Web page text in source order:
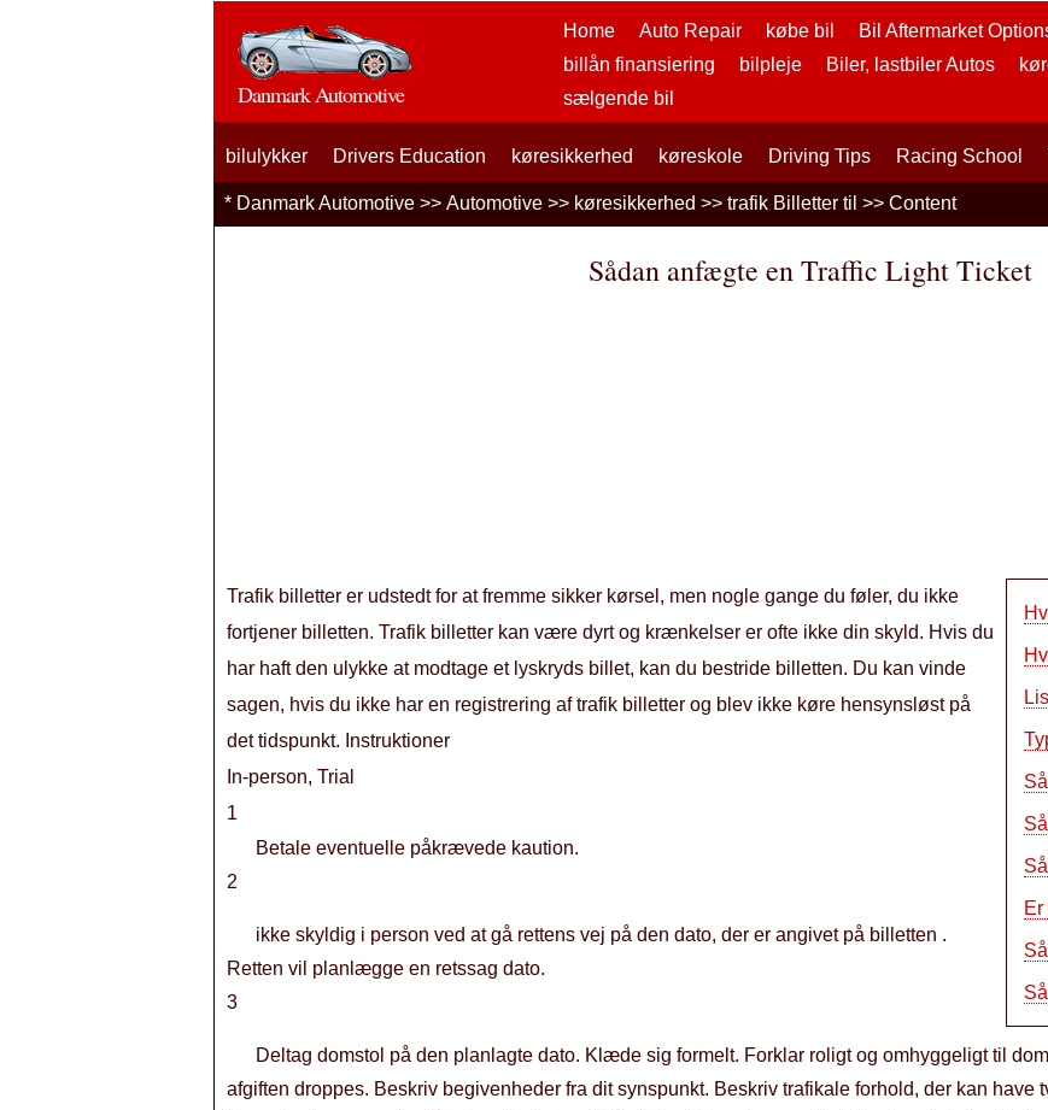
Home Auto Repair købe bil Bil Aftermarket
billån finansiering
bilpleje Biler, lastbiler Autos
sælgende bil
Danmark Automotive
bilulykker Drivers Education køresikkerhed køreskole Driving Tips Racing School
* Danmark Automotive >> Automotive >> køresikkerhed >> trafik Billetter til >> Content
Sådan anfægte en Traffic Light Ticket
Trafik billetter er udstedt for at fremme sikker kørsel, men nogle gange du føler, du ikke
fortjener billetten. Trafik billetter kan være dyrt og krænkelser er ofte ikke din skyld. Hvis du
har haft den ulykke at modtage et lyskryds billet, kan du bestride billetten. Du kan vinde
sagen, hvis du ikke har en registrering af trafik billetter og blev ikke køre hensynsløst på
det tidspunkt. Instruktioner
In-person, Trial
1
Betale eventuelle påkrævede kaution.
2
ikke skyldig i person ved at gå rettens vej på den dato, der er angivet på billetten .
Retten vil planlægge en retssag dato.
3
Deltag domstol på den planlagte dato. Klæde sig formelt. Forklar roligt og omhyggeligt til
afgiften droppes. Beskriv begivenheder fra dit synspunkt. Beskriv trafikale forhold, der kan have